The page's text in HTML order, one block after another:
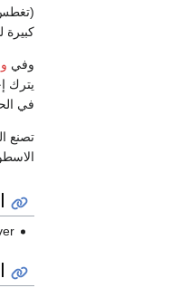
(تغطس
كبيرة
وفي
يترك
في
تصنع